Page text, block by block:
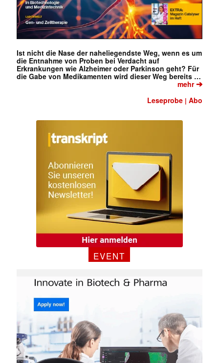
Ist nicht die Nase der naheliegendste Weg, wenn es um
die Entnahme von Proben bei Verdacht auf
Erkrankungen wie Alzheimer oder Parkinson geht? Für
die Gabe von Medikamenten wird dieser Weg bereits …
mehr➔
Leseprobe |Abo
EVENT